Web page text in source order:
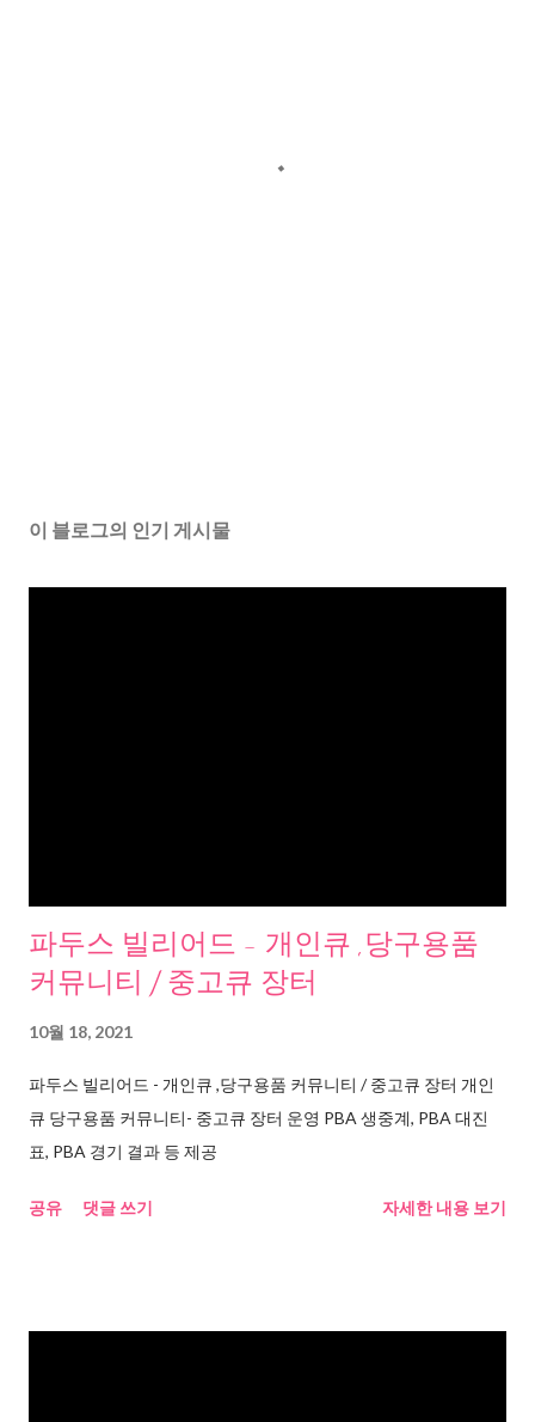
이 블로그의 인기 게시물
파두스 빌리어드 - 개인큐 ,당구용품
커뮤니티 / 중고큐 장터
10월 18, 2021
파두스 빌리어드 - 개인큐 ,당구용품 커뮤니티 / 중고큐 장터 개인
큐 당구용품 커뮤니티- 중고큐 장터 운영 PBA 생중계, PBA 대진
표, PBA 경기 결과 등 제공
공유 댓글 쓰기 자세한 내용 보기